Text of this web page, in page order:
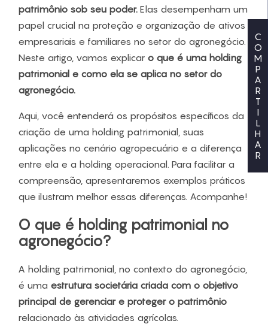
C
O
M
P
A
R
T
I
L
H
A
R
patrimônio sob seu poder. Elas desempenham um
papel crucial na proteção e organização de ativos
empresariais e familiares no setor do agronegócio.
Neste artigo, vamos explicar o que é uma holding
patrimonial e como ela se aplica no setor do
agronegócio.
Aqui, você entenderá os propósitos específicos da
criação de uma holding patrimonial, suas
aplicações no cenário agropecuário e a diferença
entre ela e a holding operacional. Para facilitar a
compreensão, apresentaremos exemplos práticos
que ilustram melhor essas diferenças. Acompanhe!
O que é holding patrimonial no
agronegócio?
A holding patrimonial, no contexto do agronegócio,
é uma estrutura societária criada com o objetivo
principal de gerenciar e proteger o patrimônio
relacionado às atividades agrícolas.